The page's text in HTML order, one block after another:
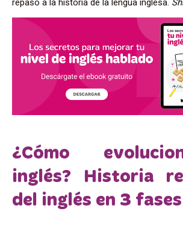
¿Cómo
inglés? Historia
del inglés en 3 fases